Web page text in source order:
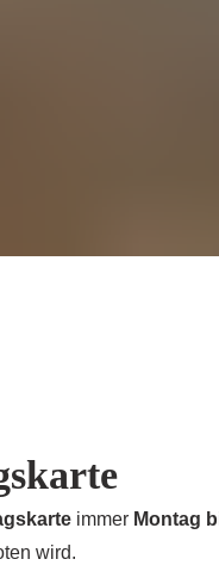
immer Montag
wird.